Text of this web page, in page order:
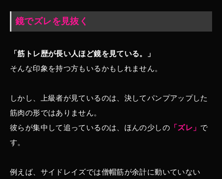
鏡でズレを見抜く
「筋トレ歴が長い人ほど鏡を見ている。」
そんな印象を持つ方もいるかもしれません。
しかし、上級者が見ているのは、決してパンプアップした
筋肉の形ではありません。
彼らが集中して追っているのは、ほんの少しの「ズレ」 で
す。
例えば、サイドレイズでは僧帽筋が余計に動いていない